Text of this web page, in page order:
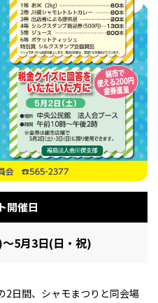
スニッ テイクアウト
他
常 イベントレポート
ウナ 歯列矯正・審美歯
科
育 ライフイベント
開催日
5月3日(日・祝)
日間、シャモまつりと同会場